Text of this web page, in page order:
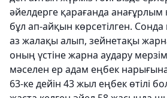
әйелдерге қарағанда анағұрлым
бұл ап-айқын көрсетілген.
аз жалақы алып, зейнетақы
оның үстіне жарна аудару
мәселен ер адам еңбек
63-ке дейін 43 жыл еңбек өтілі